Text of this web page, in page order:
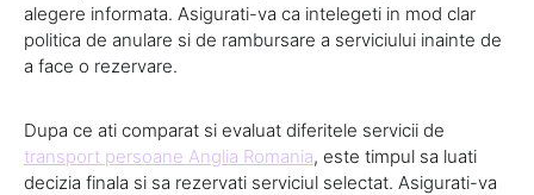
alegere informata. Asigurati-va ca intelegeti in mod clar
politica de anulare si de rambursare a serviciului inainte de
a face o rezervare.
Dupa ce ati comparat si evaluat diferitele servicii de
transport persoane Anglia Romania, este timpul sa luati
decizia finala si sa rezervati serviciul selectat. Asigurati-va